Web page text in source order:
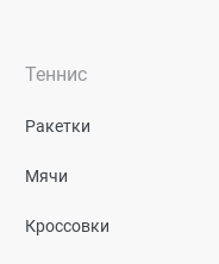
Теннис
Ракетки
Мячи
Кроссовки